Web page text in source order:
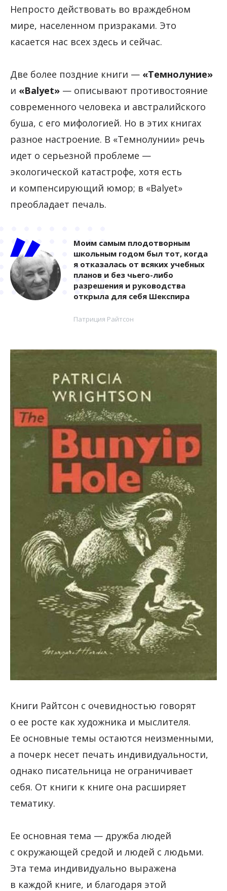
Непросто действовать во враждебном
мире, населенном призраками. Это
касается нас всех здесь и сейчас.
Две более поздние книги — «Темнолуние»
и «Balyet» — описывают противостояние
современного человека и австралийского
буша, с его мифологией. Но в этих книгах
разное настроение. В «Темнолунии» речь
идет о серьезной проблеме —
экологической катастрофе, хотя есть
и компенсирующий юмор; в «Balyet»
преобладает печаль.
Моим самым плодотворным
школьным годом был тот, когда
я отказалась от всяких учебных
планов и без чьего-либо
разрешения и руководства
открыла для себя Шекспира
Патриция Райтсон
Книги Райтсон с очевидностью говорят
о ее росте как художника и мыслителя.
Ее основные темы остаются неизменными,
а почерк несет печать индивидуальности,
однако писательница не ограничивает
себя. От книги к книге она расширяет
тематику.
Ее основная тема — дружба людей
с окружающей средой и людей с людьми.
Эта тема индивидуально выражена
в каждой книге, и благодаря этой